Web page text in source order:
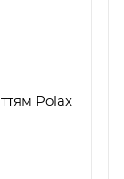
Polax